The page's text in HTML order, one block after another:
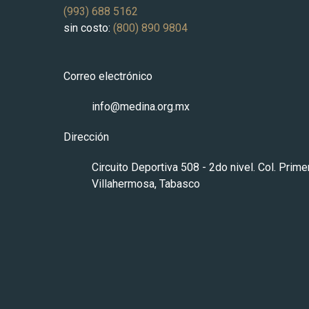
(993) 688 5162
sin costo: (800) 890 9804
Correo electrónico
info@medina.org.mx
Dirección
Circuito Deportiva 508 - 2do nivel. Col.
Villahermosa, Tabasco